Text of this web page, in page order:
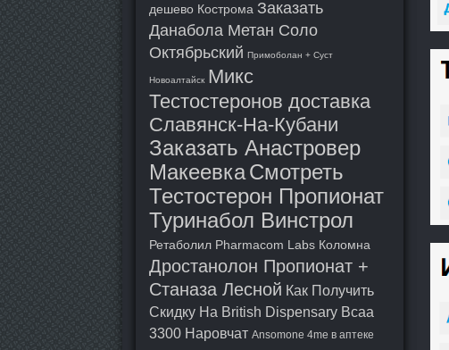
дешево Кострома Заказать
Данабола Метан Соло
Октябрьский Примоболан + Суст
Новоалтайск Микс
Тестостеронов доставка
Славянск-На-Кубани
Заказать Анастровер
МакеевкаСмотреть
Тестостерон Пропионат
Туринабол Винстрол
Ретаболил Pharmacom Labs Коломна
Дростанолон Пропионат +
Станаза Лесной Как Получить
Скидку На British Dispensary Bcaa
3300 Наровчат Ansomone 4me в аптеке